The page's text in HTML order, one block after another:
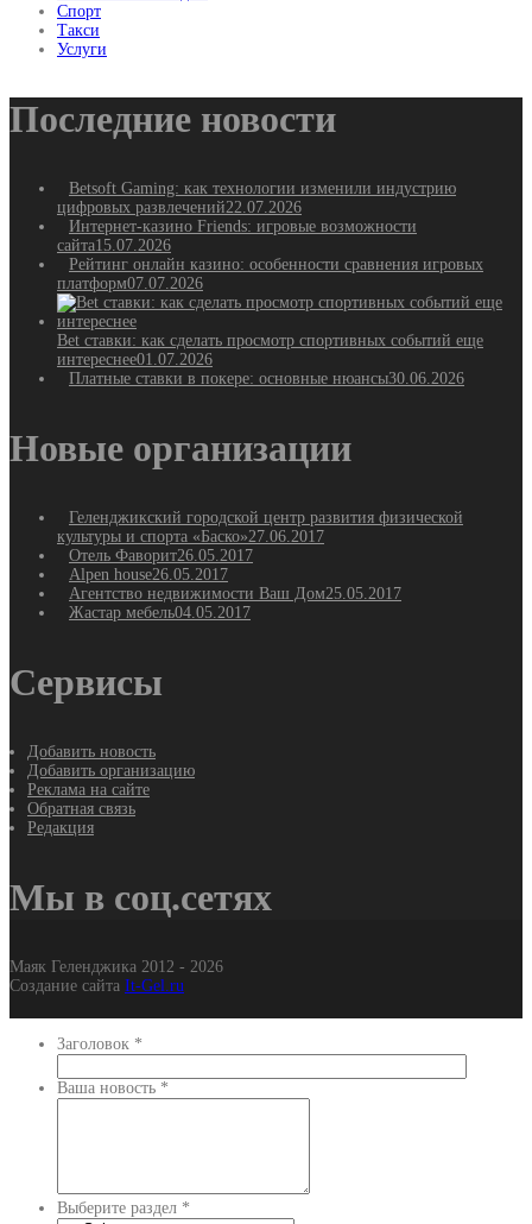
Спорт
Такси
Услуги
Последние новости
Betsoft Gaming: как технологии изменили индустрию
цифровых развлечений22.07.2026
Интернет-казино Friends: игровые возможности
сайта15.07.2026
Рейтинг онлайн казино: особенности сравнения игровых
платформ07.07.2026
Bet ставки: как сделать просмотр спортивных событий еще
интереснее01.07.2026
Платные ставки в покере: основные нюансы30.06.2026
Новые организации
Геленджикский городской центр развития физической
культуры и спорта «Баско»27.06.2017
Отель Фаворит26.05.2017
Alpen house26.05.2017
Агентство недвижимости Ваш Дом25.05.2017
Жастар мебель04.05.2017
Сервисы
Добавить новость
Добавить организацию
Реклама на сайте
Обратная связь
Редакция
Мы в соц.сетях
Маяк Геленджика 2012 - 2026
Создание сайта It-Gel.ru
Заголовок *
Ваша новость *
Выберите раздел *